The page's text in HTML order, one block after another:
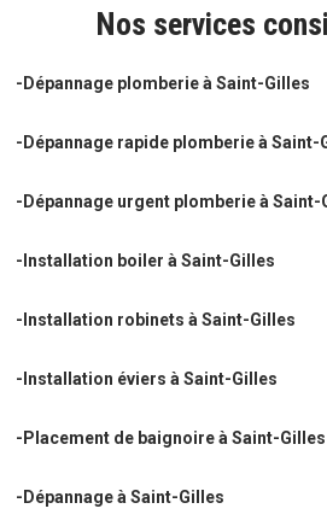
Nos services
-Dépannage plomberie à Saint-Gilles
-Dépannage rapide plomberie à Saint-
-Dépannage urgent plomberie à Saint-
-Installation boiler à Saint-Gilles
-Installation robinets à Saint-Gilles
-Installation éviers à Saint-Gilles
-Placement de baignoire à Saint-Gilles
-Dépannage à Saint-Gilles